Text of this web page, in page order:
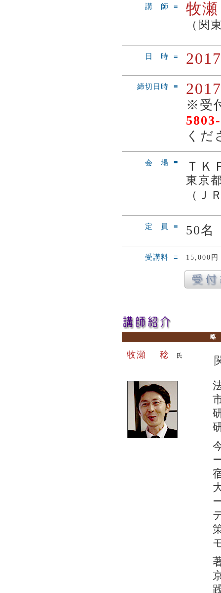
講 師 ≡ 牧
（関
日 時 ≡
締切日時 ≡
※受
くだ
会 場 ≡ ＴＫ
東京
（Ｊ
定 員 ≡ 50名
受講料 ≡ 15,000円
牧瀬 稔 氏